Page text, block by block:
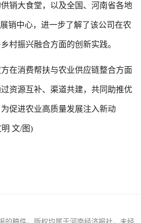
销大食堂，以及全国、河南省各地
销中心，进一步了解了该公司在农
村振兴融合方面的创新实践。
消费帮扶与农业供应链整合方面
资源互补、渠道共建，共同助推优
促进农业高质量发展注入新动
文/图)